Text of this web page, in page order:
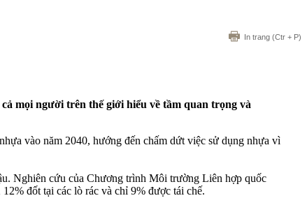
In trang (Ctr + P)
mọi người trên thế giới hiểu về tầm quan trọng và
vào năm 2040, hướng đến chấm dứt việc sử dụng nhựa vì
Nghiên cứu của Chương trình Môi trường Liên hợp quốc
đốt tại các lò rác và chỉ 9% được tái chế.